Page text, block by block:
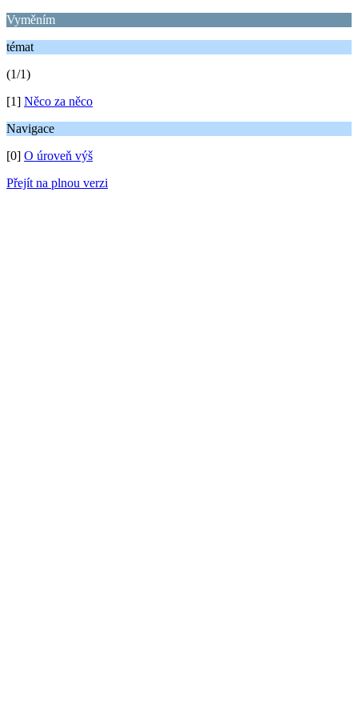
Vyměním
témat
(1/1)
[1] Něco za něco
Navigace
[0] O úroveň výš
Přejít na plnou verzi